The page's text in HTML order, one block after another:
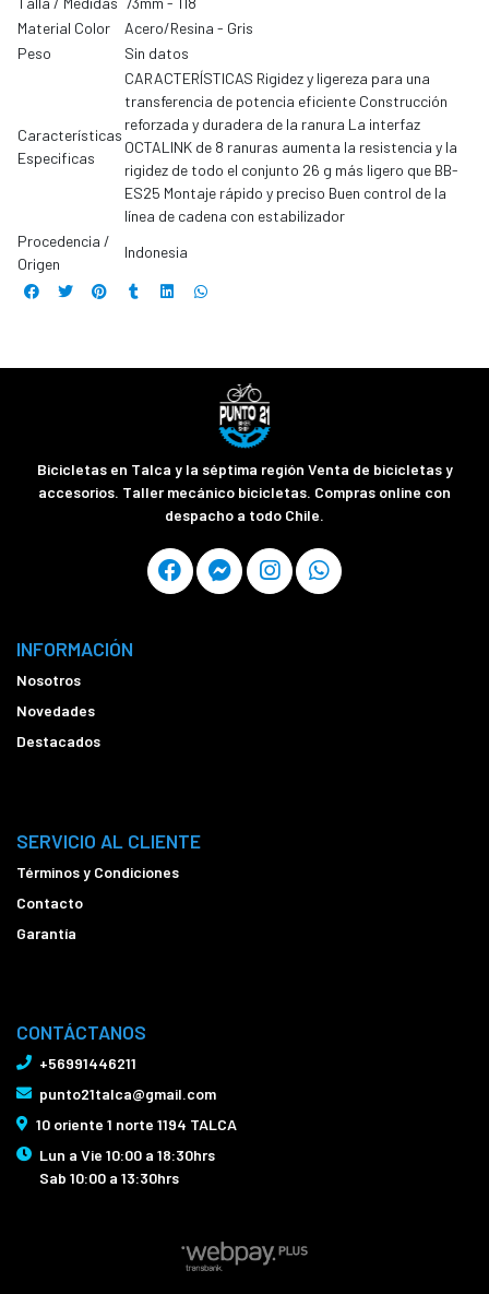
Material Color
Acero/Resina - Gris
Peso
Sin datos
Características
Especificas
CARACTERÍSTICAS Rigidez y ligereza para una
transferencia de potencia eficiente Construcción
reforzada y duradera de la ranura La interfaz
OCTALINK de 8 ranuras aumenta la resistencia y la
rigidez de todo el conjunto 26 g más ligero que BB-
ES25 Montaje rápido y preciso Buen control de la
línea de cadena con estabilizador
Procedencia /
Origen
Indonesia
Bicicletas en Talca y la séptima región Venta de bicicletas y
accesorios. Taller mecánico bicicletas. Compras online con
despacho a todo Chile.
INFORMACIÓN
Nosotros
Novedades
Destacados
SERVICIO AL CLIENTE
Términos y Condiciones
Contacto
Garantía
CONTÁCTANOS
+56991446211
punto21talca@gmail.com
10 oriente 1 norte 1194 TALCA
Lun a Vie 10:00 a 18:30hrs
Sab 10:00 a 13:30hrs